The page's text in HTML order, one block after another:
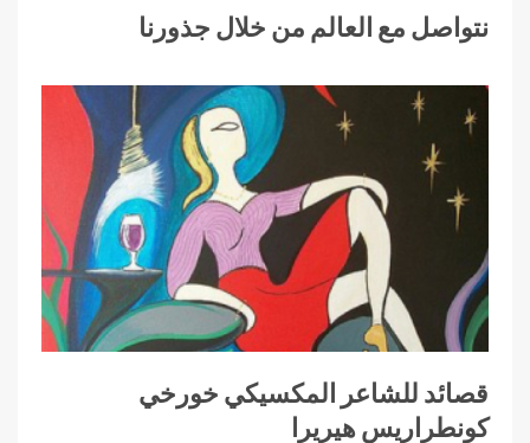
نتواصل مع العالم من خلال جذورنا
قصائد للشاعر المكسيكي خورخي
كونطراريس هيريرا